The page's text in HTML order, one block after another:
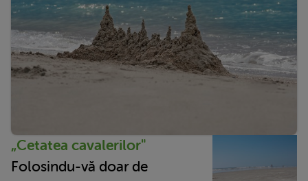
„Cetatea cavalerilor"
Folosindu-vă doar de